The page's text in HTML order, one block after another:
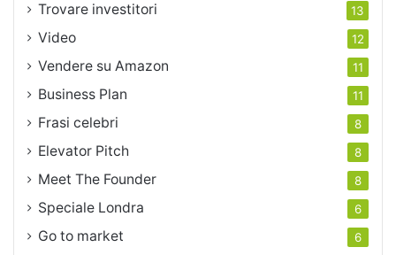
Trovare investitori 13
Video 12
Vendere su Amazon 11
Business Plan 11
Frasi celebri 8
Elevator Pitch 8
Meet The Founder 8
Speciale Londra 6
Go to market 6